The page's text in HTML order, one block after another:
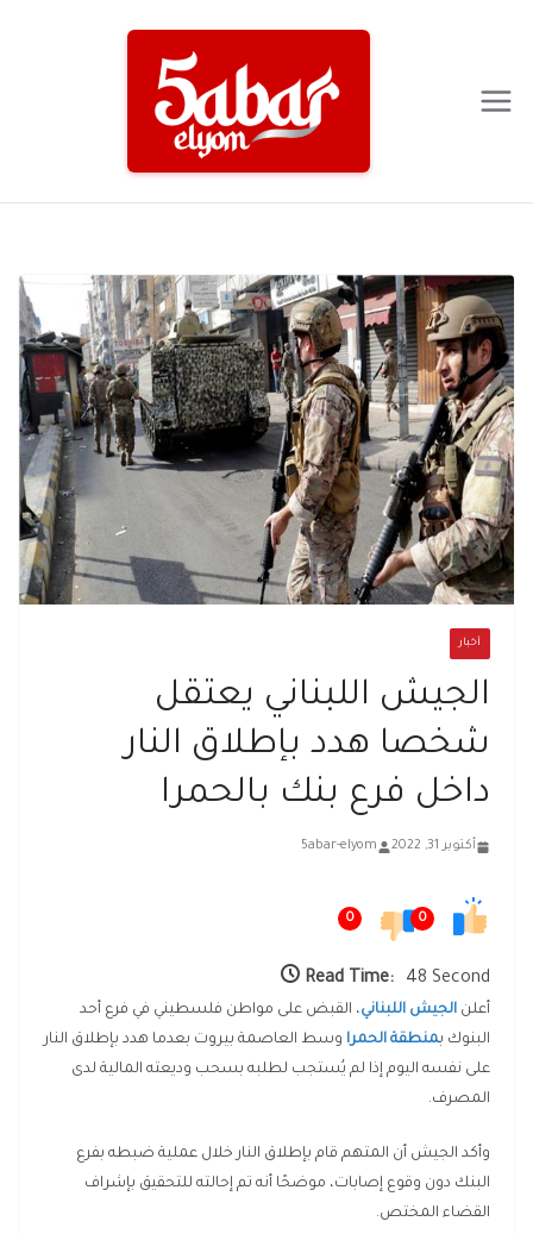
أخبار
الجيش اللبناني يعتقل
شخصا هدد بإطلاق النار
داخل فرع بنك بالحمرا
أكتوبر 31, 2022 5abar-elyom
0
0
Read Time: 48 Second
أعلن الجيش اللبناني، القبض على مواطن فلسطيني في فرع أحد
البنوك بمنطقة الحمرا وسط العاصمة بيروت بعدما هدد بإطلاق النار
على نفسه اليوم إذا لم يُستجب لطلبه بسحب وديعته المالية لدى
المصرف.
وأكد الجيش أن المتهم قام بإطلاق النار خلال عملية ضبطه بفرع
البنك دون وقوع إصابات، موضحًا أنه تم إحالته للتحقيق بإشراف
القضاء المختص.